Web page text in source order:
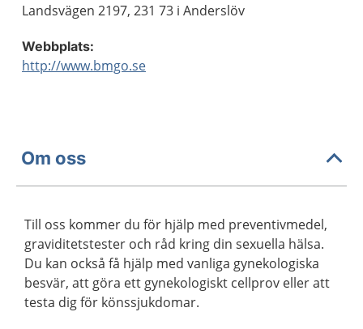
Landsvägen 2197, 231 73 i Anderslöv
Webbplats:
http://www.bmgo.se
Om oss
Till oss kommer du för hjälp med preventivmedel,
graviditetstester och råd kring din sexuella hälsa.
Du kan också få hjälp med vanliga gynekologiska
besvär, att göra ett gynekologiskt cellprov eller att
testa dig för könssjukdomar.